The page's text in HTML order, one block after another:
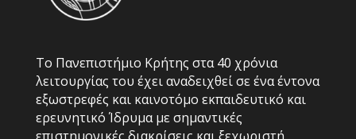
Το Πανεπιστήμιο Κρήτης στα 40 χρόνια
λειτουργίας του έχει αναδειχθεί σε ένα έντονα
εξωστρεφές και καινοτόμο εκπαιδευτικό και
ερευνητικό Ίδρυμα με σημαντικές